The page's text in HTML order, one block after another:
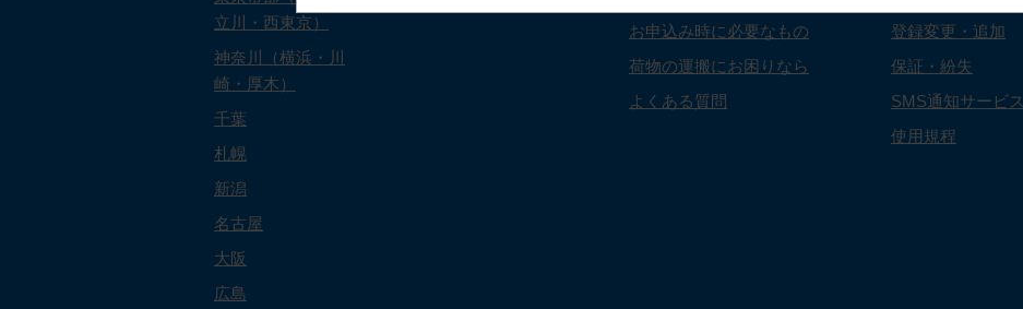
立川・西東京）
神奈川（横浜・川
崎・厚木）
千葉
札幌
新潟
名古屋
大阪
広島
お申込み時に必要なもの
荷物の運搬にお困りなら
よくある質問
登録変更・追加
保証・紛失
SMS通知サービス
使用規程